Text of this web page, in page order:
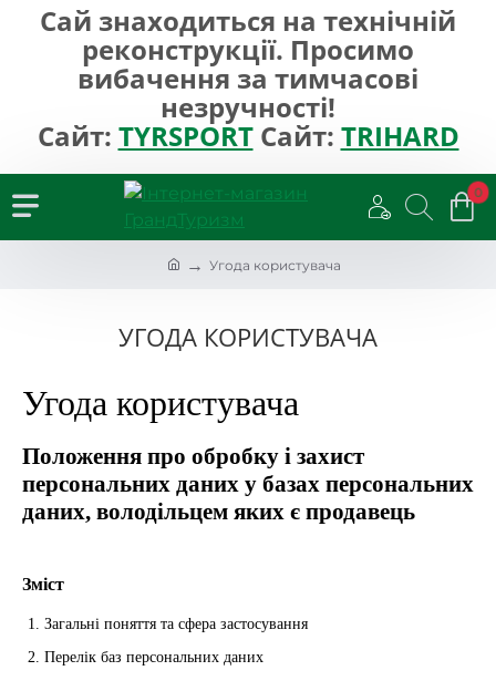
Сай знаходиться на технічній
реконструкції. Просимо
вибачення за тимчасові
незручності!
Сайт: TYRSPORTСайт: TRIHARD
0
h
Угода користувача
УГОДА КОРИСТУВАЧА
Угода користувача
Положення про обробку і захист
персональних даних у базах персональних
даних, володільцем яких є продавець
Зміст
Загальні поняття та сфера застосування
Перелік баз персональних даних